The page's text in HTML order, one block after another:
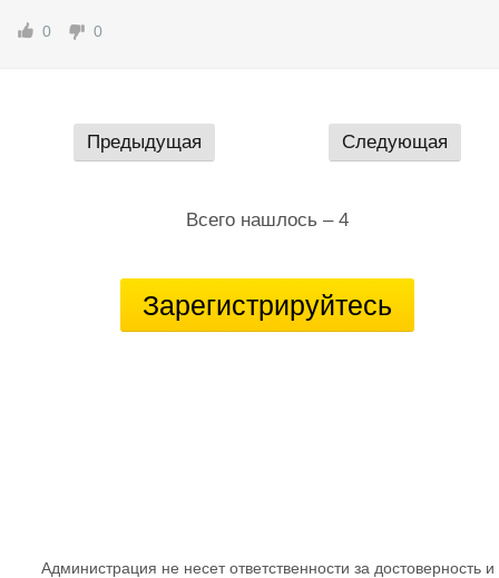
0 0
Предыдущая Следующая
Всего нашлось – 4
Зарегистрируйтесь
Администрация не несет ответственности за достоверность и